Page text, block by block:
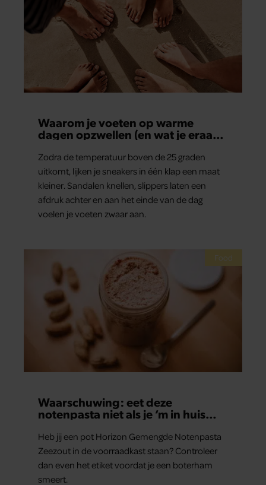
Waarom je voeten op warme
dagen opzwellen (en wat je eraan
Zodra de temperatuur boven de 25 graden
uitkomt, lijken je sneakers in één klap een maat
kleiner. Sandalen knellen, slippers laten een
afdruk achter en aan het einde van de dag
voelen je voeten zwaar aan.
Food
Waarschuwing: eet deze
notenpasta niet als je ‘m in huis
Heb jij een pot Horizon Gemengde Notenpasta
Zeezout in de voorraadkast staan? Controleer
dan even het etiket voordat je een boterham
smeert.